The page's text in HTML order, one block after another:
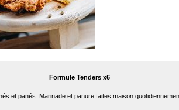
Formule Tenders x6
et panés. Marinade et panure faites maison